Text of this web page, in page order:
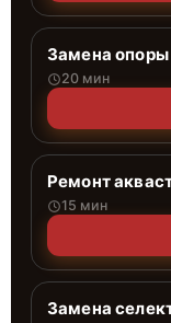
Замена опоры
20 мин
Ремонт
15 мин
Замена